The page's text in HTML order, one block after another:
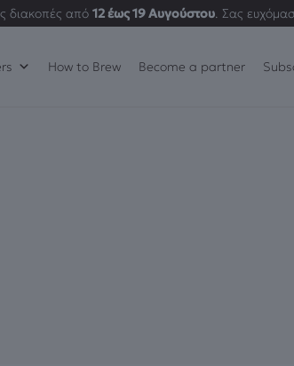
διακοπές από 12 έως 19 Αυγούστου. Σας
How to Brew Become a partner